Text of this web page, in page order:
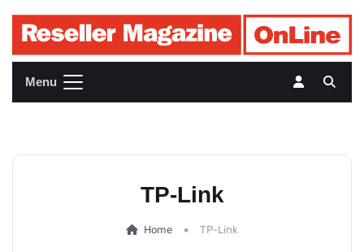
Menu
TP-Link
Home TP-Link